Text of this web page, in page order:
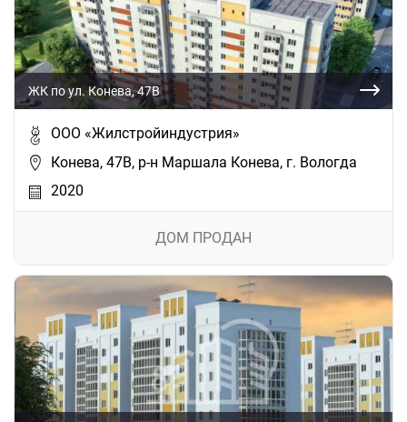
ЖК по ул. Конева, 47В
ООО «Жилстройиндустрия»
Конева, 47В, р-н Маршала Конева, г. Вологда
2020
ДОМ ПРОДАН